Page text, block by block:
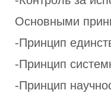
Основными
-Принцип
-Принцип
-Принцип